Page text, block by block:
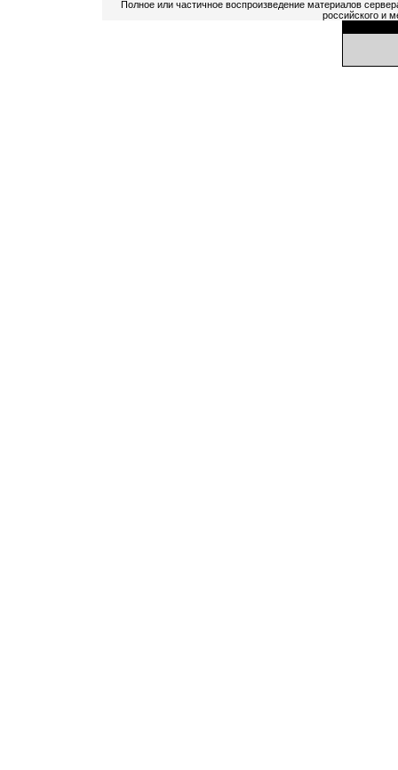
Полное или частичное воспроизведение материалов
российского и